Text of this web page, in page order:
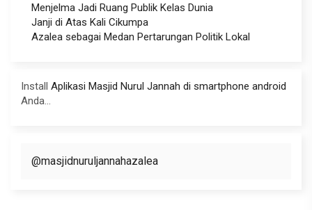
Menjelma Jadi Ruang Publik Kelas Dunia
Janji di Atas Kali Cikumpa
Azalea sebagai Medan Pertarungan Politik Lokal
Install Aplikasi Masjid Nurul Jannah di smartphone android
Anda...
@masjidnuruljannahazalea